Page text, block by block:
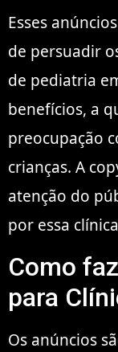
Esses
de persuadir
de pediatria
benefícios, a
preocupação
crianças. A
atenção do
por essa
Como
para
Os anúncios